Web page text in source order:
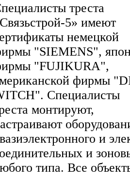
треста
5» имеют
немецкой
"SIEMENS",
"FUJIKURA",
фирмы
Специалисты
монтируют,
и
и
типа. Все